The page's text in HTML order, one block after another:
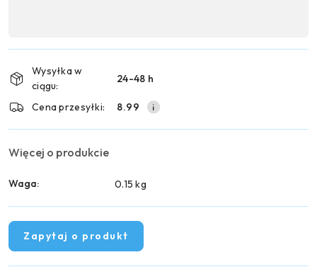
płatność
dostawa
Wysyłka w
ciągu:
24-48 h
Cena przesyłki: 8.99
Więcej o produkcie
Waga: 0.15 kg
Zapytaj o produkt